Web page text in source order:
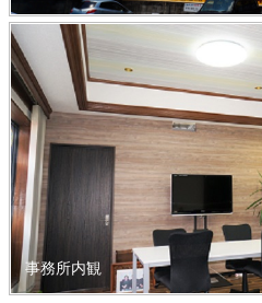
事務所内観